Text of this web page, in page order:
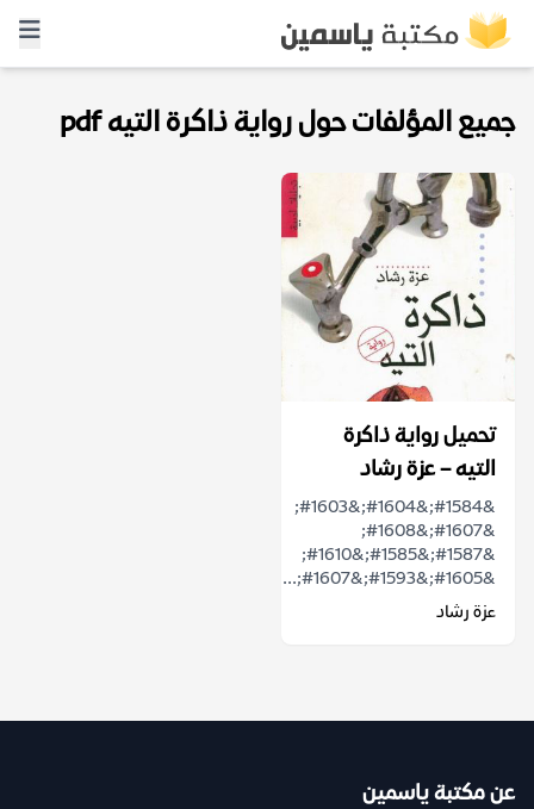
جميع المؤلفات حول رواية ذاكرة التيه pdf
تحميل رواية ذاكرة
التيه – عزة رشاد
&#1584;&#1604;&#1603;
&#1607;&#1608;
&#1587;&#1585;&#1610;
&#1605;&#1593;&#1607;...
عزة رشاد
عن مكتبة ياسمين